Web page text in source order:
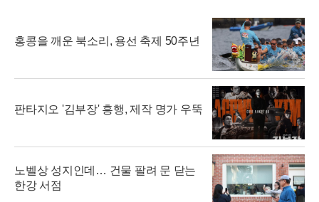
홍콩을 깨운 북소리, 용선 축제 50주년
판타지오 '김부장' 흥행, 제작 명가 우뚝
노벨상 성지인데… 건물 팔려 문 닫는
한강 서점